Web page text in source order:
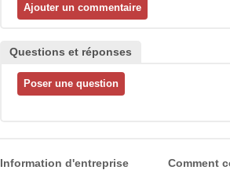
Questions et réponses
Information d'entreprise Comment